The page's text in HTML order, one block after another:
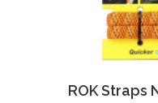
Agregar
ROK Straps